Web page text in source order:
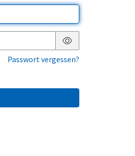
Passwort anzeigen
Passwort vergessen?